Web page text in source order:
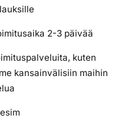
2-3 päivää
kuten
kansainvälisiin maihin